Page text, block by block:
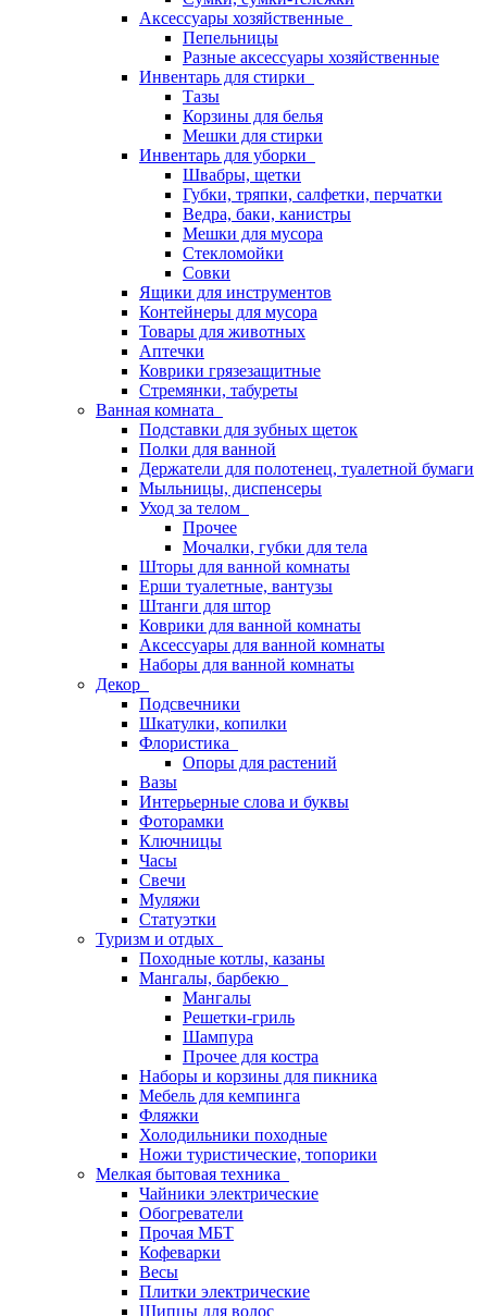
Аксессуары хозяйственные
Пепельницы
Разные аксессуары хозяйственные
Инвентарь для стирки
Тазы
Корзины для белья
Мешки для стирки
Инвентарь для уборки
Швабры, щетки
Губки, тряпки, салфетки, перчатки
Ведра, баки, канистры
Мешки для мусора
Стекломойки
Совки
Ящики для инструментов
Контейнеры для мусора
Товары для животных
Аптечки
Коврики грязезащитные
Стремянки, табуреты
Ванная комната
Подставки для зубных щеток
Полки для ванной
Держатели для полотенец, туалетной бумаги
Мыльницы, диспенсеры
Уход за телом
Прочее
Мочалки, губки для тела
Шторы для ванной комнаты
Ерши туалетные, вантузы
Штанги для штор
Коврики для ванной комнаты
Аксессуары для ванной комнаты
Наборы для ванной комнаты
Декор
Подсвечники
Шкатулки, копилки
Флористика
Опоры для растений
Вазы
Интерьерные слова и буквы
Фоторамки
Ключницы
Часы
Свечи
Муляжи
Статуэтки
Туризм и отдых
Походные котлы, казаны
Мангалы, барбекю
Мангалы
Решетки-гриль
Шампура
Прочее для костра
Наборы и корзины для пикника
Мебель для кемпинга
Фляжки
Холодильники походные
Ножи туристические, топорики
Мелкая бытовая техника
Чайники электрические
Обогреватели
Прочая МБТ
Кофеварки
Весы
Плитки электрические
Щипцы для волос